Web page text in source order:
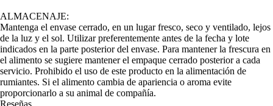
ALMACENAJE:
Mantenga el envase cerrado, en un lugar fresco, seco y ventilado, lejos
de la luz y el sol. Utilizar preferentemente antes de la fecha y lote
indicados en la parte posterior del envase. Para mantener la frescura en
el alimento se sugiere mantener el empaque cerrado posterior a cada
servicio. Prohibido el uso de este producto en la alimentación de
rumiantes. Si el alimento cambia de apariencia o aroma evite
proporcionarlo a su animal de compañía.
Reseñas